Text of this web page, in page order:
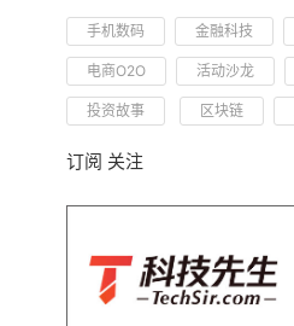
手机数码 金融科技
电商O2O 活动沙龙
投资故事 区块链
订阅 关注